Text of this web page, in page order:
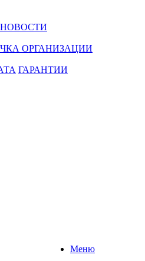
НОВОСТИ
ОРГАНИЗАЦИИ
ГАРАНТИИ
Меню